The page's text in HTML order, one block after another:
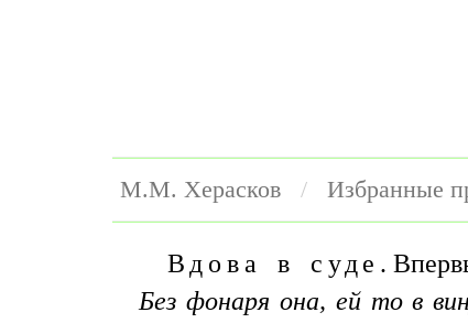
М.М. Херасков Избранные
Вдова в суде.
Без фонаря она, ей то в